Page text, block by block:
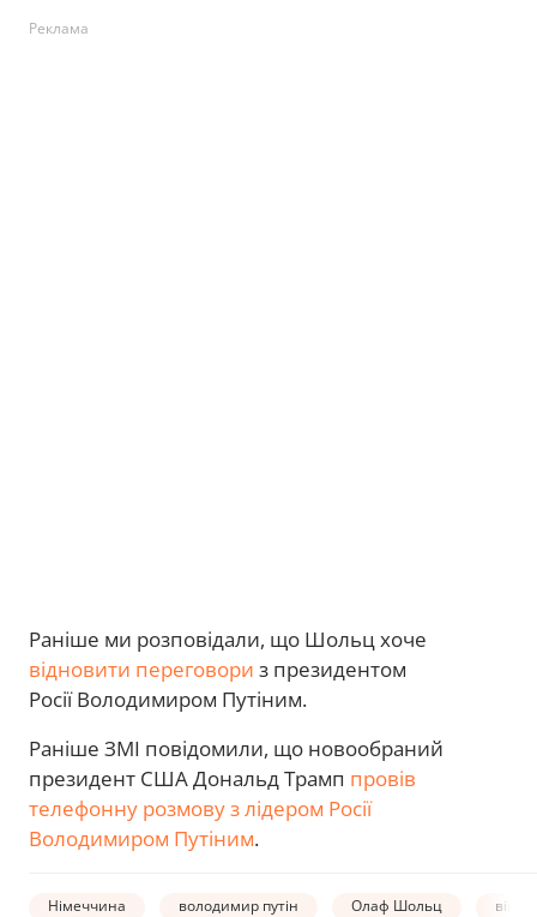
Реклама
Раніше ми розповідали, що Шольц хоче
відновити переговори з президентом
Росії Володимиром Путіним.
Раніше ЗМІ повідомили, що новообраний
президент США Дональд Трамп провів
телефонну розмову з лідером Росії
Володимиром Путіним.
Німеччина володимир путін Олаф Шольц війна